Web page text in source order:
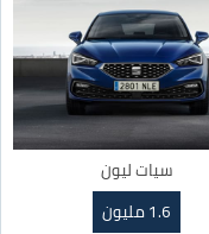
سيات ليون
1.6 مليون